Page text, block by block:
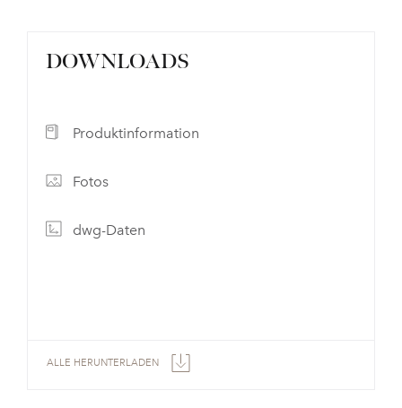
DOWNLOADS
Produktinformation
Fotos
dwg-Daten
ALLE HERUNTERLADEN